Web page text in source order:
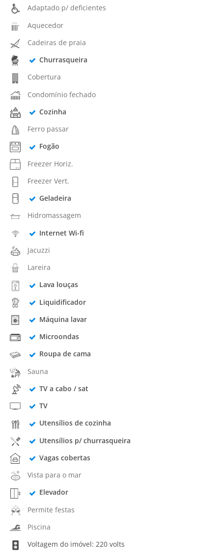
Adaptado p/ deficientes
Aquecedor
Cadeiras de praia
Churrasqueira
Cobertura
Condomínio fechado
Cozinha
Ferro passar
Fogão
Freezer Horiz.
Freezer Vert.
Geladeira
Hidromassagem
Internet Wi-fi
Jacuzzi
Lareira
Lava louças
Liquidificador
Máquina lavar
Microondas
Roupa de cama
Sauna
TV a cabo / sat
TV
Utensílios de cozinha
Utensílios p/ churrasqueira
Vagas cobertas
Vista para o mar
Elevador
Permite festas
Piscina
Voltagem do imóvel: 220 volts